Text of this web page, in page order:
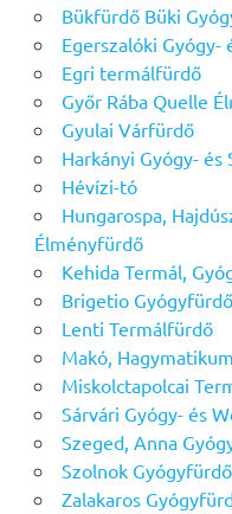
Bükfürdő Büki
Egerszalóki Gyógy-
Egri termálfürdő
Győr Rába Quelle
Gyulai Várfürdő
Harkányi Gyógy-
Hévízi-tó
Hungarospa,
Élményfürdő
Kehida Termál,
Brigetio
Lenti Termálfürdő
Makó,
Miskolctapolcai
Sárvári Gyógy- és
Szeged, Anna
Szolnok Gyógyfürdő
Zalakaros